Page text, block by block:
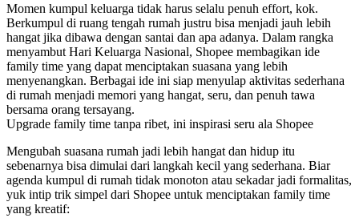
Momen kumpul keluarga tidak harus selalu penuh effort, kok.
Berkumpul di ruang tengah rumah justru bisa menjadi jauh lebih
hangat jika dibawa dengan santai dan apa adanya. Dalam rangka
menyambut Hari Keluarga Nasional, Shopee membagikan ide
family time yang dapat menciptakan suasana yang lebih
menyenangkan. Berbagai ide ini siap menyulap aktivitas sederhana
di rumah menjadi memori yang hangat, seru, dan penuh tawa
bersama orang tersayang.
Upgrade family time tanpa ribet, ini inspirasi seru ala Shopee
Mengubah suasana rumah jadi lebih hangat dan hidup itu
sebenarnya bisa dimulai dari langkah kecil yang sederhana. Biar
agenda kumpul di rumah tidak monoton atau sekadar jadi formalitas,
yuk intip trik simpel dari Shopee untuk menciptakan family time
yang kreatif: